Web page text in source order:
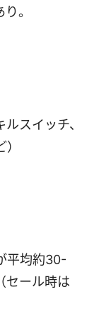
。
スイッチ、
平均約30-
セール時は